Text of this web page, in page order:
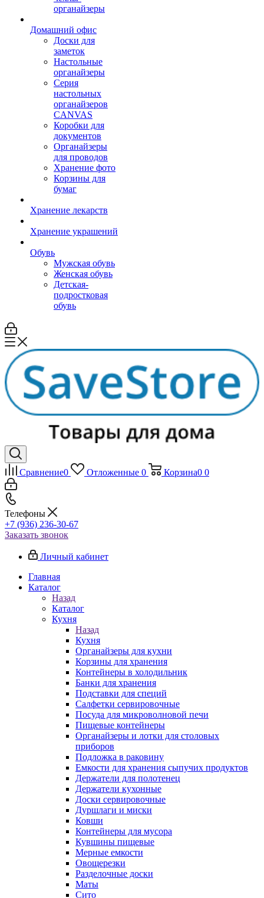
органайзеры
Домашний офис
Доски для
заметок
Настольные
органайзеры
Серия
настольных
органайзеров
CANVAS
Коробки для
документов
Органайзеры
для проводов
Хранение фото
Корзины для
бумаг
Хранение лекарств
Хранение украшений
Обувь
Мужская обувь
Женская обувь
Детская-
подростковая
обувь
Сравнение0 Отложенные 0 Корзина0 0
Телефоны
+7 (936) 236-30-67
Заказать звонок
Личный кабинет
Главная
Каталог
Назад
Каталог
Кухня
Назад
Кухня
Органайзеры для кухни
Корзины для хранения
Контейнеры в холодильник
Банки для хранения
Подставки для специй
Салфетки сервировочные
Посуда для микроволновой печи
Пищевые контейнеры
Органайзеры и лотки для столовых
приборов
Подложка в раковину
Емкости для хранения сыпучих продуктов
Держатели для полотенец
Держатели кухонные
Доски сервировочные
Дуршлаги и миски
Ковши
Контейнеры для мусора
Кувшины пищевые
Мерные емкости
Овощерезки
Разделочные доски
Маты
Сито